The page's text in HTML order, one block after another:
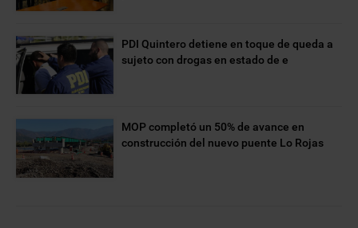
PDI Quintero detiene en toque de queda a
sujeto con drogas en estado de e
MOP completó un 50% de avance en
construcción del nuevo puente Lo Rojas